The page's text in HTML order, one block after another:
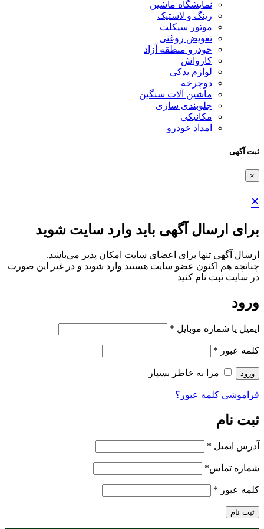
نمایشگاه ماشین
رینگ و لاستیک
موتور سیکلت
تعویض روغنی
خودرو منطقه آزاد
کارواش
لوازم یدکی
دوچرخه
ماشین آلات سنگین
جلوبندی سازی
مکانیکی
امداد خودرو
ثبت آگهی
×
×
برای ارسال آگهی باید وارد سایت شوید
ارسال آگهی تنها برای اعضای سایت امکان پذیر می‌باشد.
چنانچه هم‌ اکنون عضو سایت هستید وارد شوید و در غیر این صورت
در سایت ثبت نام کنید
ورود
ایمیل یا شماره موبایل *
کلمه عبور *
ورود مرا به خاطر بسپار
فراموشی کلمه عبور؟
ثبت نام
آدرس ایمیل *
شماره تماس*
کلمه عبور *
ثبت نام